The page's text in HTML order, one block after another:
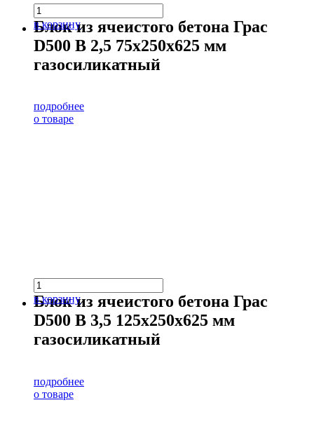
в корзину
Блок из ячеистого бетона Грас
D500 В 2,5 75х250х625 мм
газосиликатный
подробнее
о товаре
в корзину
Блок из ячеистого бетона Грас
D500 В 3,5 125х250х625 мм
газосиликатный
подробнее
о товаре